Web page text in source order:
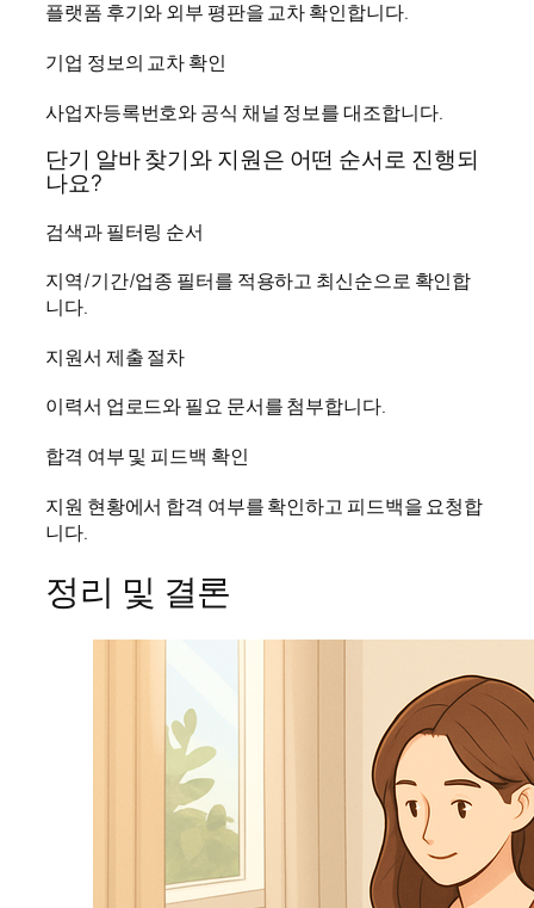
플랫폼 후기와 외부 평판을 교차 확인합니다.
기업 정보의 교차 확인
사업자등록번호와 공식 채널 정보를 대조합니다.
단기 알바 찾기와 지원은 어떤 순서로 진행되
나요?
검색과 필터링 순서
지역/기간/업종 필터를 적용하고 최신순으로 확인합
니다.
지원서 제출 절차
이력서 업로드와 필요 문서를 첨부합니다.
합격 여부 및 피드백 확인
지원 현황에서 합격 여부를 확인하고 피드백을 요청합
니다.
정리 및 결론